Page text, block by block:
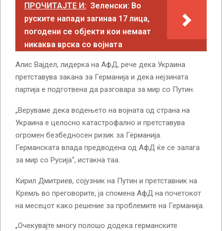
ПРОЧИТАЈТЕ И: Зеленски: Во
руските напади загинаа 17 лица,
погодени се објекти кои немаат
никаква врска со војната
Алис Вајдел, лидерка на АфД, рече дека Украина
претставува закана за Германија и дека нејзината
партија е подготвена да разговара за мир со Путин.
„Веруваме дека водењето на војната од страна на
Украина е целосно катастрофално и претставува
огромен безбедносен ризик за Германија.
Германската влада предводена од АфД ќе се залага
за мир со Русија“, истакна таа.
Кирил Дмитриев, сојузник на Путин и претставник на
Кремљ во преговорите, ја спомена АфД на почетокот
на месецот како решение за проблемите на Германија.
„Очекувајте многу полошо додека германските